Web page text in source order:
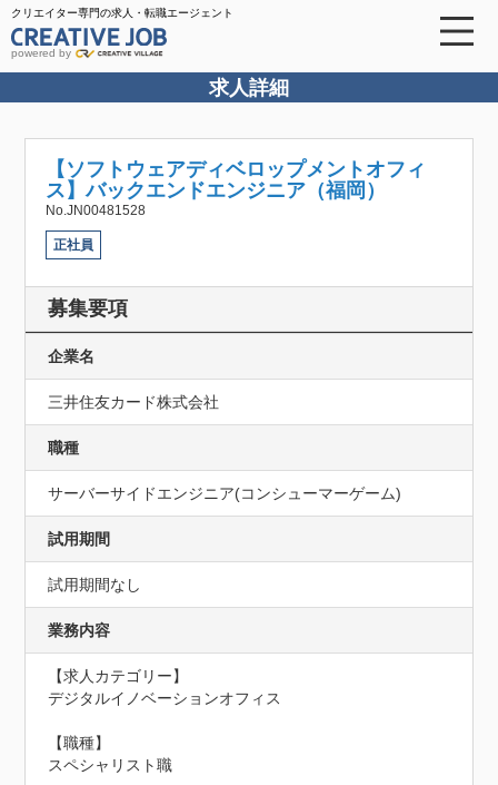
クリエイター専門の求人・転職エージェント
powered by
求人詳細
【ソフトウェアディベロップメントオフィ
ス】バックエンドエンジニア（福岡）
No.JN00481528
正社員
募集要項
企業名
三井住友カード株式会社
職種
サーバーサイドエンジニア(コンシューマーゲーム)
試用期間
試用期間なし
業務内容
【求人カテゴリー】
デジタルイノベーションオフィス
【職種】
スペシャリスト職